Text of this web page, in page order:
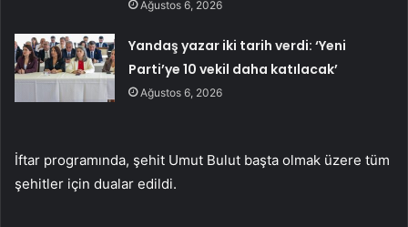
Ağustos 6, 2026
Yandaş yazar iki tarih verdi: ‘Yeni
Parti’ye 10 vekil daha katılacak’
Ağustos 6, 2026
İftar programında, şehit Umut Bulut başta olmak üzere tüm
şehitler için dualar edildi.